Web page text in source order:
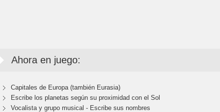
Ahora en juego:
Capitales de Europa (también Eurasia)
Escribe los planetas según su proximidad con el Sol
Vocalista y grupo musical - Escribe sus nombres